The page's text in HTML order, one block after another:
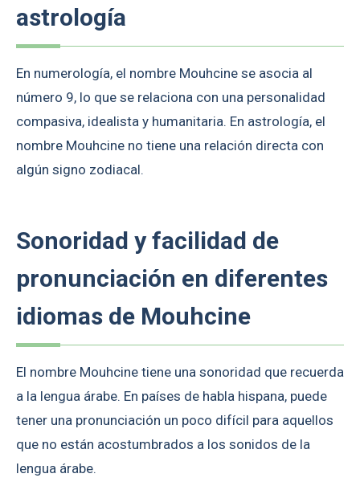
astrología
En numerología, el nombre Mouhcine se asocia al
número 9, lo que se relaciona con una personalidad
compasiva, idealista y humanitaria. En astrología, el
nombre Mouhcine no tiene una relación directa con
algún signo zodiacal.
Sonoridad y facilidad de
pronunciación en diferentes
idiomas de Mouhcine
El nombre Mouhcine tiene una sonoridad que recuerda
a la lengua árabe. En países de habla hispana, puede
tener una pronunciación un poco difícil para aquellos
que no están acostumbrados a los sonidos de la
lengua árabe.